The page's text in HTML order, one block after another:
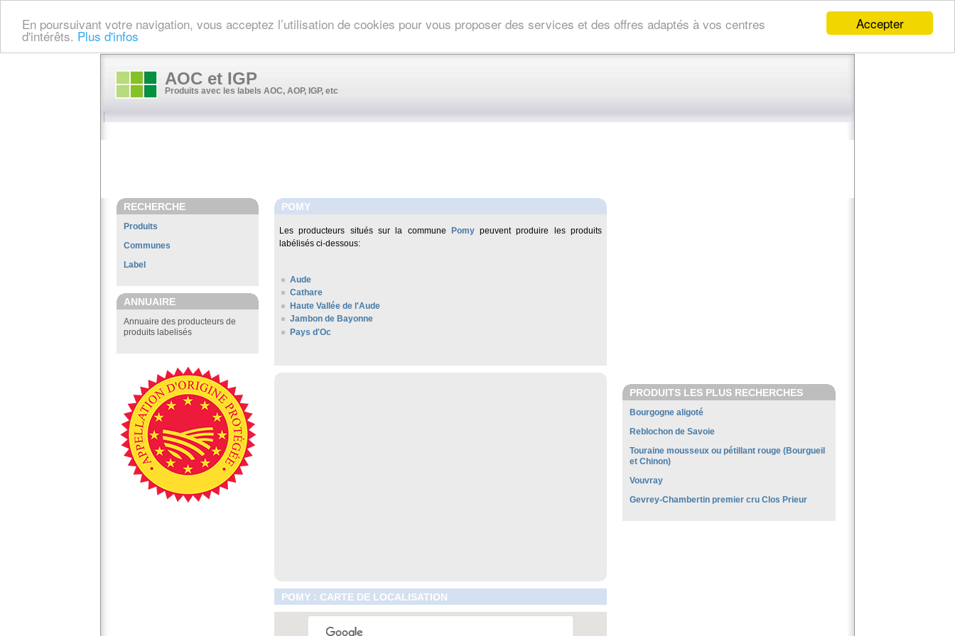
Accepter
En poursuivant votre navigation, vous acceptez l’utilisation de cookies pour vous proposer des services et des offres adaptés à vos centres
d'intérêts. Plus d'infos
AOC et IGP
Produits avec les labels AOC, AOP, IGP, etc
RECHERCHE
Produits
Communes
Label
ANNUAIRE
Annuaire des producteurs de
produits labelisés
POMY
Les producteurs situés sur la commune Pomypeuvent produire les produits
labélisés ci-dessous:
Aude
Cathare
Haute Vallée de l'Aude
Jambon de Bayonne
Pays d'Oc
POMY : CARTE DE LOCALISATION
PRODUITS LES PLUS RECHERCHES
Bourgogne aligoté
Reblochon de Savoie
Touraine mousseux ou pétillant rouge (Bourgueil
et Chinon)
Vouvray
Gevrey-Chambertin premier cru Clos Prieur